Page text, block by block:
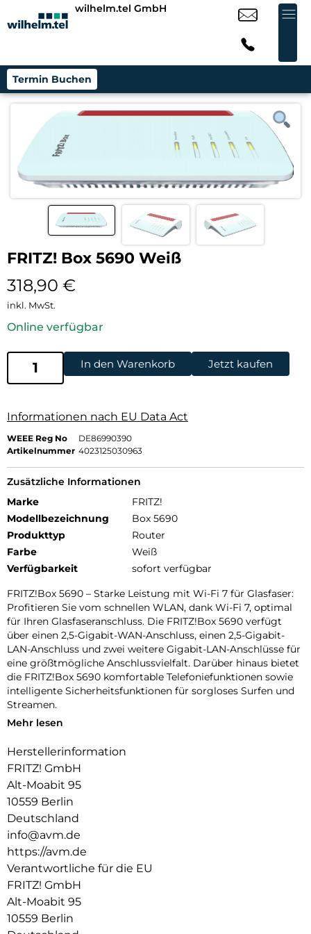
wilhelm.tel GmbH
Termin Buchen
FRITZ! Box 5690 Weiß
318,90 €
inkl. MwSt.
Online verfügbar
In den Warenkorb Jetzt kaufen
Informationen nach EU Data Act
WEEE Reg No
DE86990390
Artikelnummer 4023125030963
Zusätzliche Informationen
Marke
FRITZ!
Modellbezeichnung
Box 5690
Produkttyp
Router
Farbe
Weiß
Verfügbarkeit
sofort verfügbar
FRITZ!Box 5690 – Starke Leistung mit Wi-Fi 7 für Glasfaser:
Profitieren Sie vom schnellen WLAN, dank Wi-Fi 7, optimal
für Ihren Glasfaseranschluss. Die FRITZ!Box 5690 verfügt
über einen 2,5-Gigabit-WAN-Anschluss, einen 2,5-Gigabit-
LAN-Anschluss und zwei weitere Gigabit-LAN-Anschlüsse für
eine größtmögliche Anschlussvielfalt. Darüber hinaus bietet
die FRITZ!Box 5690 komfortable Telefoniefunktionen sowie
intelligente Sicherheitsfunktionen für sorgloses Surfen und
Streamen.
Wi-Fi 7 – Die neue Generation WLAN mit Multi-Gigabit!:
noch stärkere Verbindungen für viele Geräte. Es ist daher
ideal für Echtzeitanwendungen wie Gaming, Virtual Reality
oder Videokonferenzen. Wi-Fi 7 ist perfekt in die FRITZ!-
Umgebung integriert – alle WLAN-Geräte arbeiten im WLAN
Mesh optimal zusammen und bieten Ihnen
Höchstgeschwindigkeit.
Die neueste WLAN-Generation hat einige Tricks gelernt, um
Ihr WLAN-Erlebnis zu perfektionieren: Multi-Link-Operation
Frequenzbändern gleichzeitig Daten zu senden und zu
empfangen. Mit dem Punctured Mode kann Ihr WLAN
Störungen umschiffen. Ihre FRITZ!Box kümmert sich ganz
Mehr lesen
Herstellerinformation
FRITZ! GmbH
Alt-Moabit 95
10559 Berlin
Deutschland
info@avm.de
https://avm.de
Verantwortliche für die EU
FRITZ! GmbH
Alt-Moabit 95
10559 Berlin